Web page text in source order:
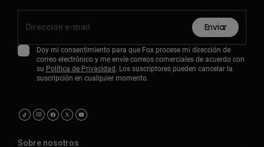
Enviar
Doy mi consentimiento para que Fox procese mi dirección de
correo electrónico y me envíe correos comerciales de acuerdo con
su Política de Privacidad. Los suscriptores pueden cancelar la
suscripción en cualquier momento.
Sobre nosotros